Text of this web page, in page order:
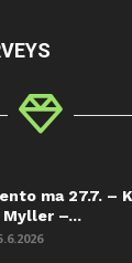
ma 27.7. –
Myller –...